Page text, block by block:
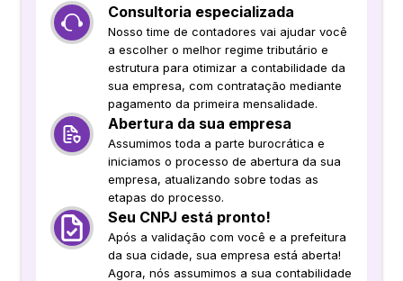
Consultoria especializada
Nosso time de contadores vai ajudar você
a escolher o melhor regime tributário e
estrutura para otimizar a contabilidade da
sua empresa, com contratação mediante
pagamento da primeira mensalidade.
Abertura da sua empresa
Assumimos toda a parte burocrática e
iniciamos o processo de abertura da sua
empresa, atualizando sobre todas as
etapas do processo.
Seu CNPJ está pronto!
Após a validação com você e a prefeitura
da sua cidade, sua empresa está aberta!
Agora, nós assumimos a sua contabilidade